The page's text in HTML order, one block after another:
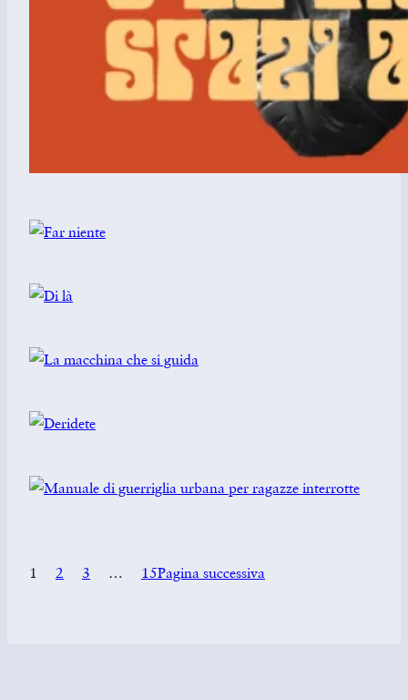
1 2 3 … 15Pagina successiva